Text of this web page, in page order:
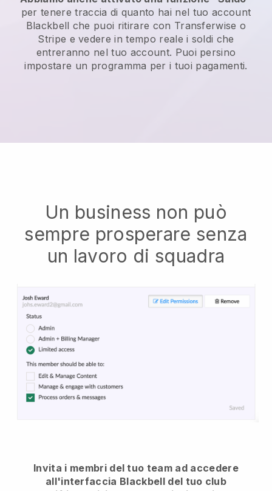
per tenere traccia di quanto hai nel tuo account
Blackbell che puoi ritirare con Transferwise o
Stripe e vedere in tempo reale i soldi che
entreranno nel tuo account. Puoi persino
impostare un programma per i tuoi pagamenti.
Un business non può
sempre prosperare senza
un lavoro di squadra
Invita i membri del tuo team ad accedere
all'interfaccia Blackbell del tuo club